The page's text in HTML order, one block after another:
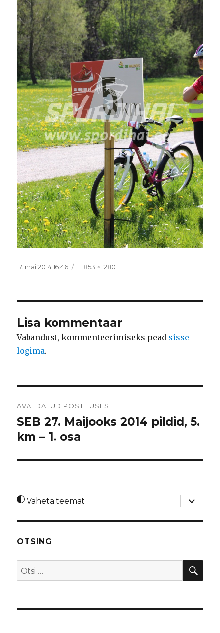
Postitatud
17. mai 2014 16:46 Täissuurus
853 × 1280
Lisa kommentaar
Vabandust, kommenteerimiseks pead sisse
logima.
AVALDATUD POSTITUSES
SEB 27. Maijooks 2014 pildid, 5.
km – 1. osa
Vaheta teemat
laienda
OTSING
Otsi: